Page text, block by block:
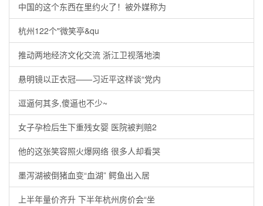
中国的这个东西在里约火了！被外媒称为
杭州122个"微笑亭&qu
推动两地经济文化交流 浙江卫视落地澳
悬明镜以正衣冠——习近平这样谈“党内
逗逼何其多,傻逼也不少~
女子孕检后生下重残女婴 医院被判赔2
他的这张笑容照火爆网络 很多人却看哭
墨泻湖被倒猪血变“血湖” 鳄鱼出入居
上半年量价齐升 下半年杭州房价会“坐